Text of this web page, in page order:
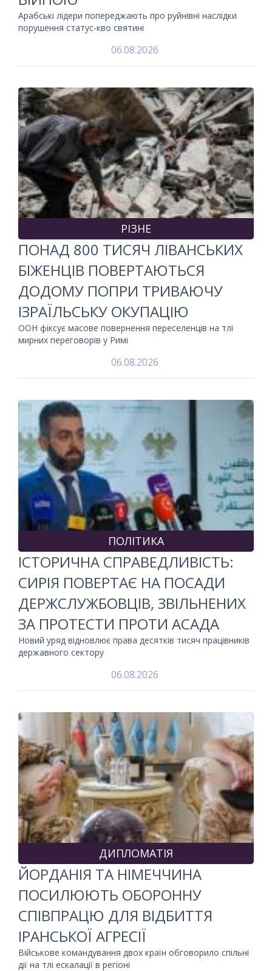
Арабські лідери попереджають про руйнівні наслідки
порушення статус-кво святині
06.08.2026
РІЗНЕ
ПОНАД 800 ТИСЯЧ ЛІВАНСЬКИХ
БІЖЕНЦІВ ПОВЕРТАЮТЬСЯ
ДОДОМУ ПОПРИ ТРИВАЮЧУ
ІЗРАЇЛЬСЬКУ ОКУПАЦІЮ
ООН фіксує масове повернення переселенців на тлі
мирних переговорів у Римі
06.08.2026
ПОЛІТИКА
ІСТОРИЧНА СПРАВЕДЛИВІСТЬ:
СИРІЯ ПОВЕРТАЄ НА ПОСАДИ
ДЕРЖСЛУЖБОВЦІВ, ЗВІЛЬНЕНИХ
ЗА ПРОТЕСТИ ПРОТИ АСАДА
Новий уряд відновлює права десятків тисяч працівників
державного сектору
06.08.2026
ДИПЛОМАТІЯ
ЙОРДАНІЯ ТА НІМЕЧЧИНА
ПОСИЛЮЮТЬ ОБОРОННУ
СПІВПРАЦЮ ДЛЯ ВІДБИТТЯ
ІРАНСЬКОЇ АГРЕСІЇ
Військове командування двох країн обговорило спільні
дії на тлі ескалації в регіоні